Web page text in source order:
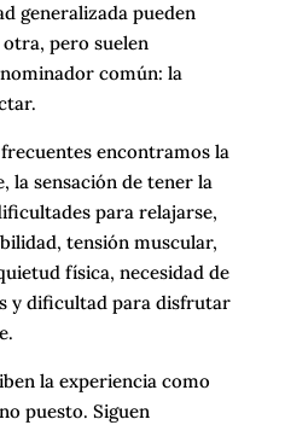
generalizada pueden
pero suelen
común: la
encontramos la
la sensación de tener la
para relajarse,
tensión muscular,
física, necesidad de
y dificultad para disfrutar
la experiencia como
puesto. Siguen